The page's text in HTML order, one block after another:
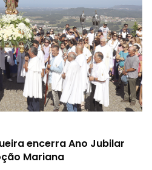
encerra Ano Jubilar
Mariana